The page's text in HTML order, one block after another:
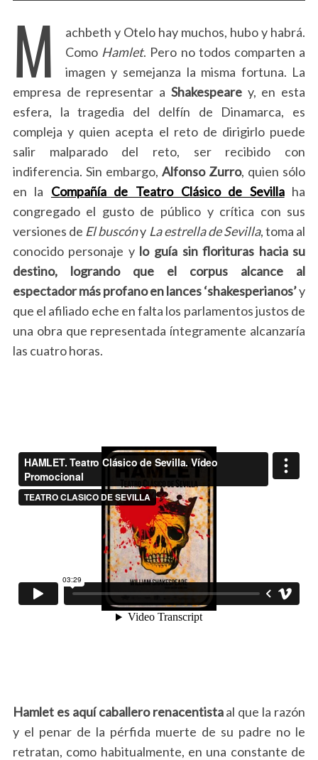
M
achbeth y Otelo hay muchos, hubo y habrá.
Como Hamlet. Pero no todos comparten a
imagen y semejanza la misma fortuna. La
empresa de representar a Shakespearey, en esta
esfera, la tragedia del delfín de Dinamarca, es
compleja y quien acepta el reto de dirigirlo puede
salir malparado del reto, ser recibido con
indiferencia. Sin embargo, Alfonso Zurro, quien sólo
en la Compañía de Teatro Clásico de Sevillaha
congregado el gusto de público y crítica con sus
versiones de El buscóny La estrella de Sevilla, toma al
conocido personaje y lo guía sin florituras hacia su
destino, logrando que el corpus alcance al
espectador más profano en lances ‘shakesperianos’y
que el afiliado eche en falta los parlamentos justos de
una obra que representada íntegramente alcanzaría
las cuatro horas.
Hamlet es aquí caballero renacentistaal que la razón
y el penar de la pérfida muerte de su padre no le
retratan, como habitualmente, en una constante de